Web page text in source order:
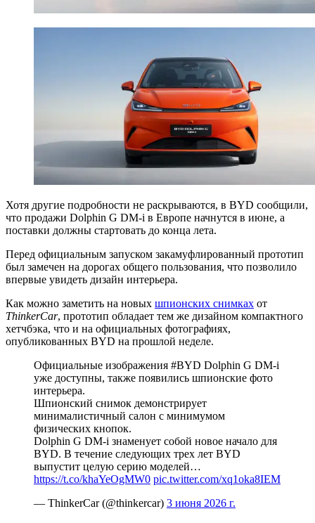
Хотя другие подробности не раскрываются, в BYD сообщили,
что продажи Dolphin G DM-i в Европе начнутся в июне, а
поставки должны стартовать до конца лета.
Перед официальным запуском закамуфлированный прототип
был замечен на дорогах общего пользования, что позволило
впервые увидеть дизайн интерьера.
Как можно заметить на новых шпионских снимках от
ThinkerCar, прототип обладает тем же дизайном компактного
хетчбэка, что и на официальных фотографиях,
опубликованных BYD на прошлой неделе.
Официальные изображения #BYD Dolphin G DM-i
уже доступны, также появились шпионские фото
интерьера.
Шпионский снимок демонстрирует
минималистичный салон с минимумом
физических кнопок.
Dolphin G DM-i знаменует собой новое начало для
BYD. В течение следующих трех лет BYD
выпустит целую серию моделей…
https://t.co/khaYeOgMW0 pic.twitter.com/xq1oka8IEM
— ThinkerCar (@thinkercar) 3 июня 2026 г.